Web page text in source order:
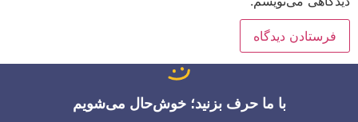
با ما حرف بزنید؛ خوش‌حال می‌شویم